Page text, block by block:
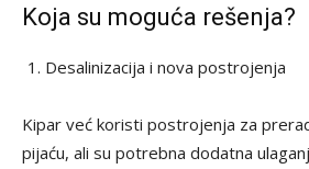
Koja su moguća rešenja?
Desalinizacija i nova postrojenja
Kipar već koristi postrojenja za
pijaću, ali su potrebna dodatna